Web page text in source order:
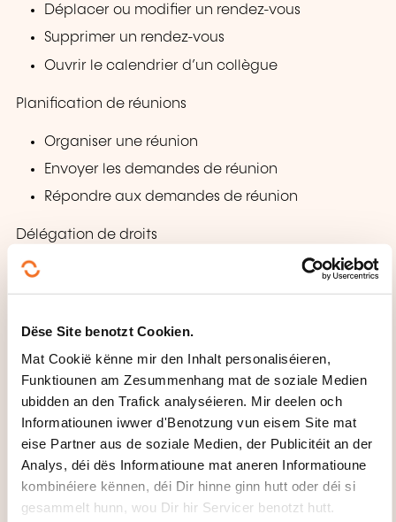
Dëse Site benotzt Cookien.
Mat Cookië kënne mir den Inhalt personaliséieren,
Funktiounen am Zesummenhang mat de soziale Medien
ubidden an den Trafick analyséieren. Mir deelen och
Informatiounen iwwer d'Benotzung vun eisem Site mat
eise Partner aus de soziale Medien, der Publicitéit an der
Analys, déi dës Informatioune mat aneren Informatioune
kombinéiere kënnen, déi Dir hinne ginn hutt oder déi si
gesammelt hunn, wou Dir hir Servicer benotzt hutt.
Déplacer ou modifier un rendez-vous
Supprimer un rendez-vous
Ouvrir le calendrier d’un collègue
Planification de réunions
Organiser une réunion
Envoyer les demandes de réunion
Répondre aux demandes de réunion
Délégation de droits
Partager son calendrier, ses contacts
Ouvrir et fermer une boîte aux lettres
supplémentaire
Possibilités d’envoi par procuration
Les tâches
Créer une tâche (rappel, périodicité)
Assigner une tâche à quelqu'un